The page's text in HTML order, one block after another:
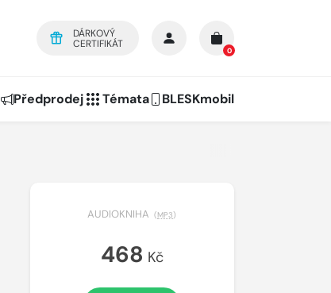
DÁRKOVÝ
CERTIFIKÁT
0
Předprodej Témata BLESKmobil
AUDIOKNIHA (MP3)
468 Kč